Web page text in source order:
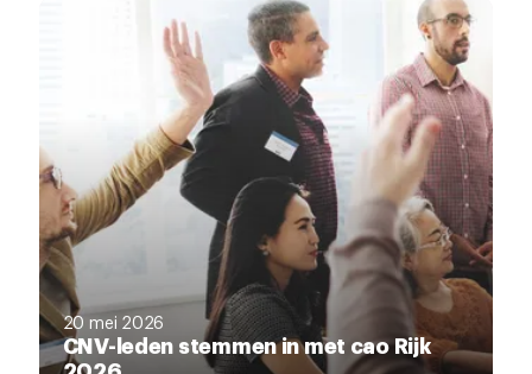
20 mei 2026
CNV-leden stemmen in met cao Rijk